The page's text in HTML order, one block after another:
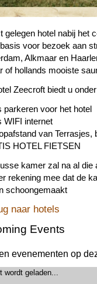
gelegen hotel nabij het
voor bezoek aan
Alkmaar en
of hollands mooiste
Zeecroft biedt u
parkeren voor het hotel
WIFI internet
van Terrasjes,
HOTEL FIETSEN
kamer zal na al die
rekening mee dat de
schoongemaakt
naar hotels
Events
evenementen op
wordt geladen...